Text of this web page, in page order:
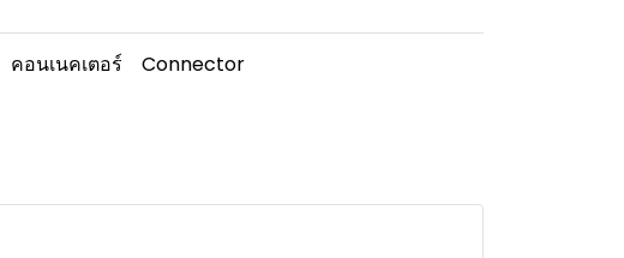
คอนเนคเตอร์ Connector